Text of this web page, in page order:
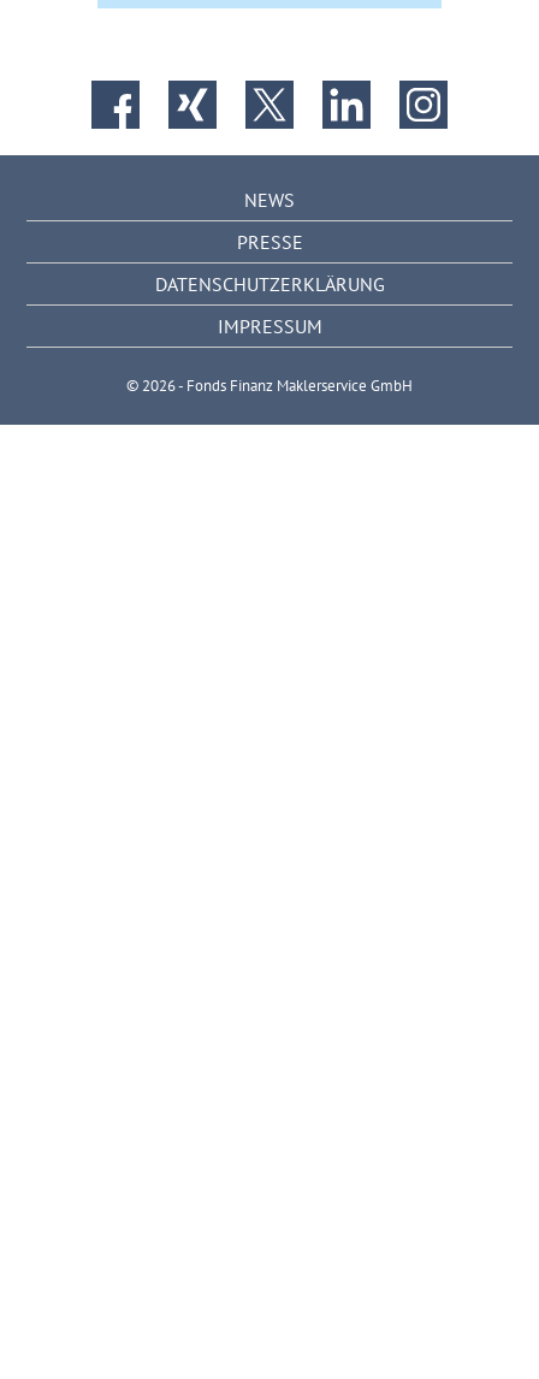
NEWS
PRESSE
DATENSCHUTZERKLÄRUNG
IMPRESSUM
© 2026 - Fonds Finanz Maklerservice GmbH